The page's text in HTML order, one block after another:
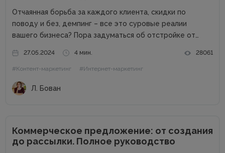
Отчаянная борьба за каждого клиента, скидки по
поводу и без, демпинг – все это суровые реалии
вашего бизнеса? Пора задуматься об отстройке от
как выделиться среди аналогичных компаний, привлечь
внимание к продуктам...
27.05.2024 4 мин. 28061
#Контент-маркетинг #Интернет-маркетинг
Л. Бован
Коммерческое предложение: от создания
до рассылки. Полное руководство